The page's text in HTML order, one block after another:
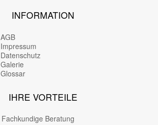
INFORMATION
AGB
Impressum
Datenschutz
Galerie
Glossar
IHRE VORTEILE
Fachkundige Beratung